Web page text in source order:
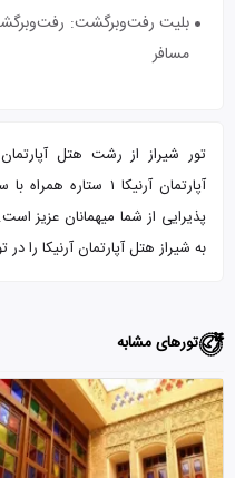
بلیت رفت‌و‌برگشت:
مسافر
تور شیراز از رشت هتل
آپارتمان آرنیکا ۱
پذیرایی از شما میهمانان عزیز
به شیراز هتل آپارتمان آرنیکا را در
تورهای مشابه